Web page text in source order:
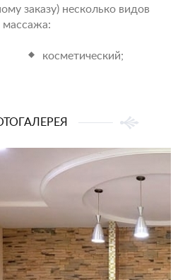
заказу) несколько видов
массажа:
косметический;